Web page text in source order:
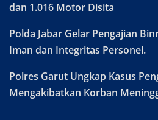
dan 1.016 Motor Disita
Polda Jabar Gelar Pengajian
Iman dan Integritas Personel.
Polres Garut Ungkap Kasus
Mengakibatkan Korban